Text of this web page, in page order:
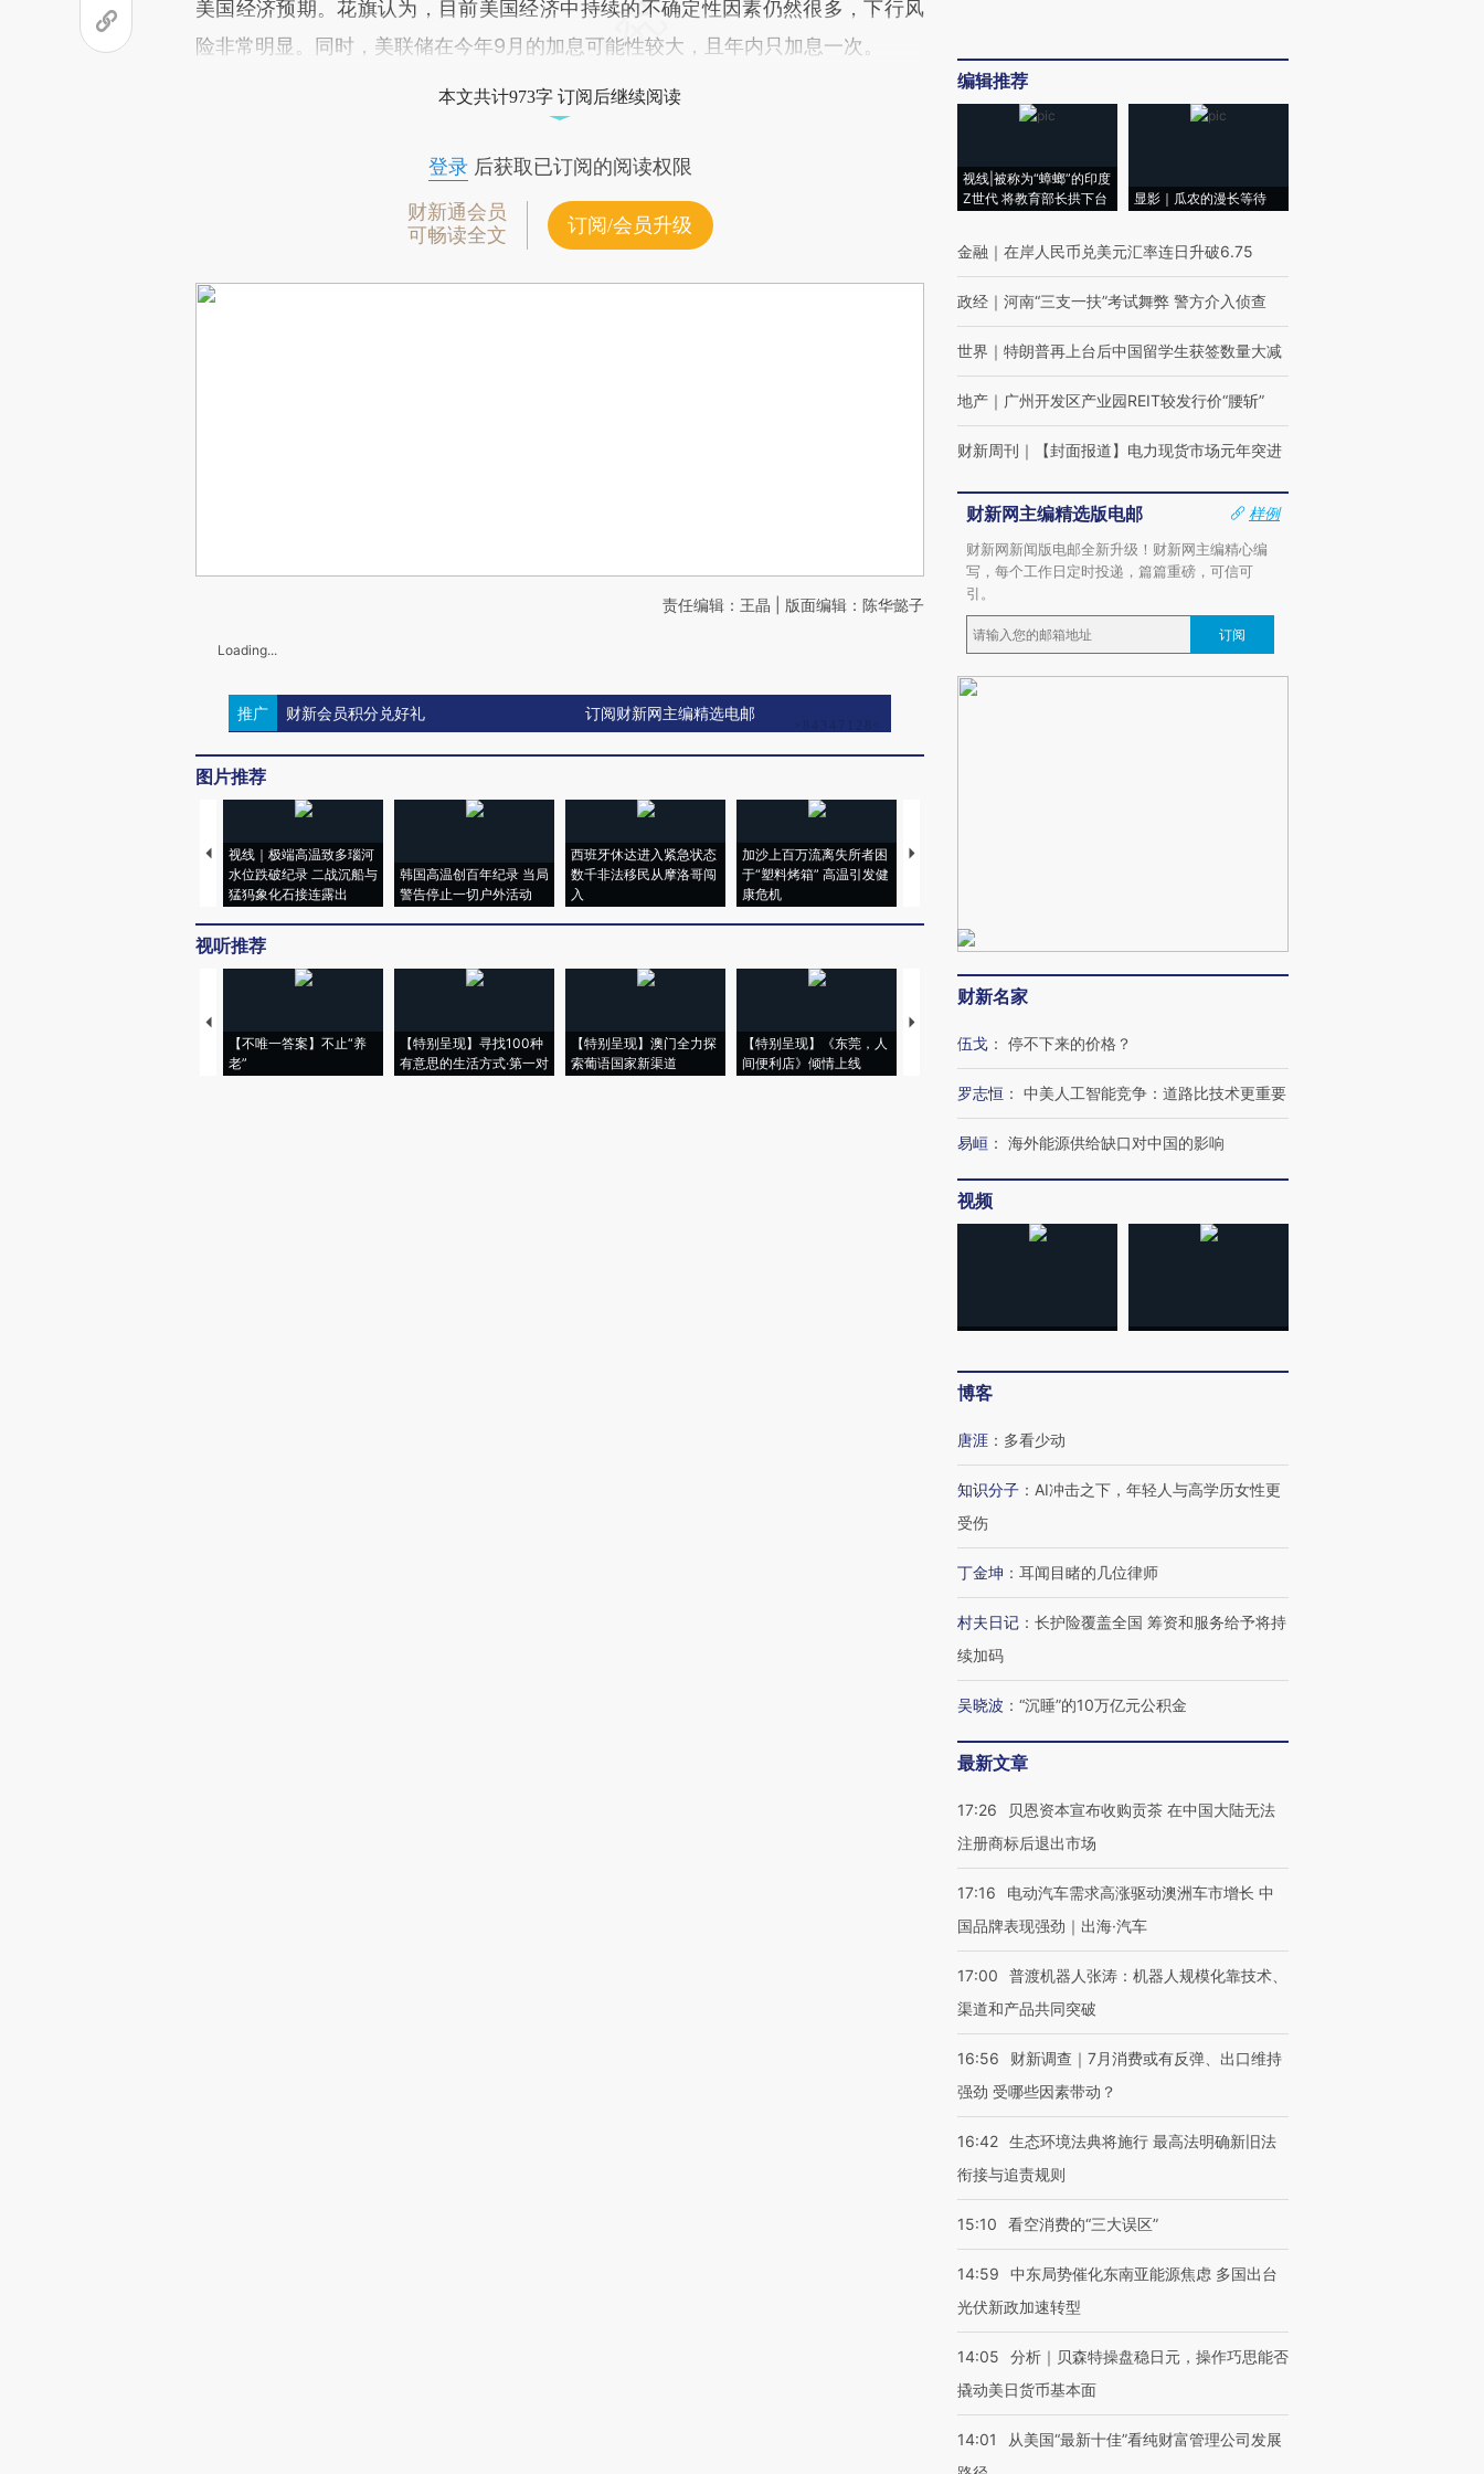
美国经济预期。花旗认为，目前美国经济中持续的不确定性因素仍然很多，下行风
险非常明显。同时，美联储在今年9月的加息可能性较大，且年内只加息一次。
本文共计973字 订阅后继续阅读
登录后获取已订阅的阅读权限
财新通会员
可畅读全文
订阅/会员升级
责任编辑：王晶 | 版面编辑：陈华懿子
Loading...
推广 财新会员积分兑好礼 订阅财新网主编精选电邮
图片推荐
视线｜极端高温致多瑙河
水位跌破纪录 二战沉船与
猛犸象化石接连露出
韩国高温创百年纪录 当局
警告停止一切户外活动
西班牙休达进入紧急状态
数千非法移民从摩洛哥闯
入
加沙上百万流离失所者困
于“塑料烤箱” 高温引发健
康危机
马航飞行员跨国走私7万
视听推荐
【不唯一答案】不止“养
老”
【特别呈现】寻找100种
有意思的生活方式·第一对
【特别呈现】澳门全力探
索葡语国家新渠道
【特别呈现】《东莞，人
间便利店》倾情上线
【推广】走进第四届链博
会，让数智科技“链”接产
【特别呈现】寻找100种
编辑推荐
视线|被称为“蟑螂”的印度
Z世代 将教育部长拱下台
显影｜瓜农的漫长等待
金融 ｜ 在岸人民币兑美元汇率连日升破6.75
政经 ｜ 河南“三支一扶”考试舞弊 警方介入侦查
世界 ｜ 特朗普再上台后中国留学生获签数量大减
地产 ｜ 广州开发区产业园REIT较发行价“腰斩”
财新周刊 ｜ 【封面报道】电力现货市场元年突进
财新网主编精选版电邮
样例
财新网新闻版电邮全新升级！财新网主编精心编
写，每个工作日定时投递，篇篇重磅，可信可
引。
订阅
财新名家
伍戈 ： 停不下来的价格？
罗志恒 ： 中美人工智能竞争：道路比技术更重要
易峘 ： 海外能源供给缺口对中国的影响
视频
博客
唐涯 ： 多看少动
知识分子 ： AI冲击之下，年轻人与高学历女性更
受伤
丁金坤 ： 耳闻目睹的几位律师
村夫日记 ： 长护险覆盖全国 筹资和服务给予将持
续加码
吴晓波 ： “沉睡”的10万亿元公积金
最新文章
17:26
贝恩资本宣布收购贡茶 在中国大陆无法
注册商标后退出市场
17:16
电动汽车需求高涨驱动澳洲车市增长 中
国品牌表现强劲｜出海·汽车
17:00
普渡机器人张涛：机器人规模化靠技术、
渠道和产品共同突破
16:56
财新调查｜7月消费或有反弹、出口维持
强劲 受哪些因素带动？
16:42 生态环境法典将施行 最高法明确新旧法
衔接与追责规则
15:10 看空消费的“三大误区”
14:59
中东局势催化东南亚能源焦虑 多国出台
光伏新政加速转型
14:05
分析｜贝森特操盘稳日元，操作巧思能否
撬动美日货币基本面
14:01
从美国“最新十佳”看纯财富管理公司发展